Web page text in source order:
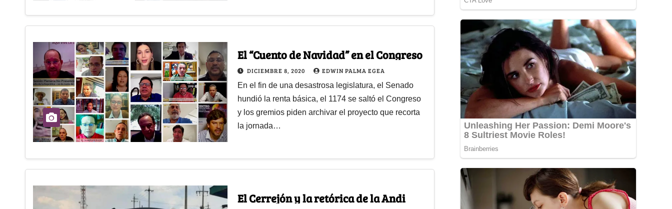
El “Cuento de Navidad” en el Congreso
DICIEMBRE 8, 2020 EDWIN PALMA EGEA
En el fin de una desastrosa legislatura, el Senado
hundió la renta básica, el 1174 se saltó el Congreso
y los gremios piden archivar el proyecto que recorta
la jornada…
El Cerrejón y la retórica de la Andi